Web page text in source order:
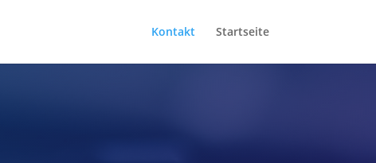
Kontakt Startseite